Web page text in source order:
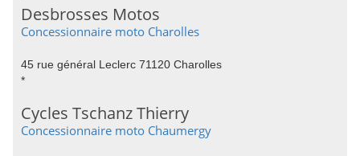
Desbrosses Motos
Concessionnaire moto Charolles
45 rue général Leclerc 71120 Charolles
*
Cycles Tschanz Thierry
Concessionnaire moto Chaumergy